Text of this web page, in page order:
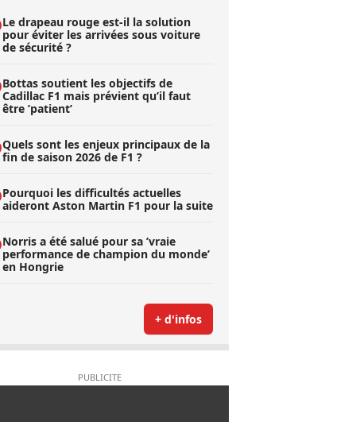
Le drapeau rouge est-il la solution
pour éviter les arrivées sous voiture
de sécurité ?
Bottas soutient les objectifs de
Cadillac F1 mais prévient qu’il faut
être ’patient’
Quels sont les enjeux principaux de la
fin de saison 2026 de F1 ?
Pourquoi les difficultés actuelles
aideront Aston Martin F1 pour la suite
Norris a été salué pour sa ’vraie
performance de champion du monde’
en Hongrie
+ d'infos